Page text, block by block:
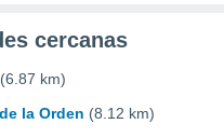
cercanas
(6.87 km)
la Orden (8.12 km)